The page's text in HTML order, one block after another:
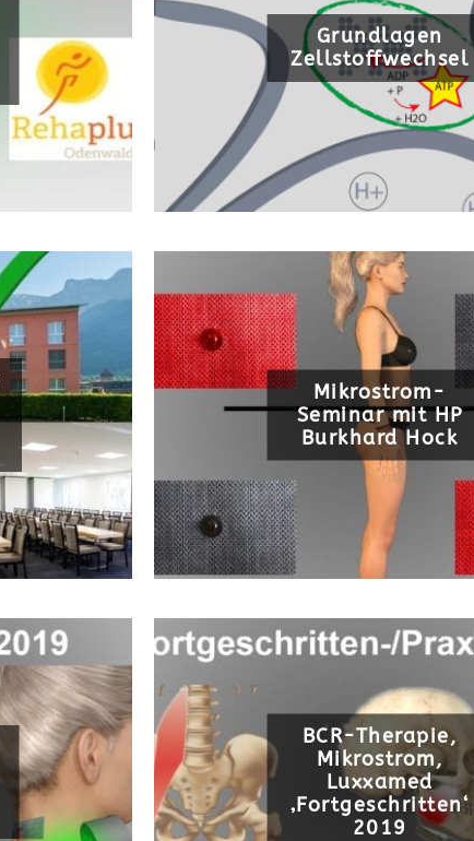
Grundlagen
Zellstoffwechsel
Mikrostrom-
Seminar mit HP
Burkhard Hock
BCR-Therapie,
Mikrostrom,
Luxxamed
‚Fortgeschritten‘
2019